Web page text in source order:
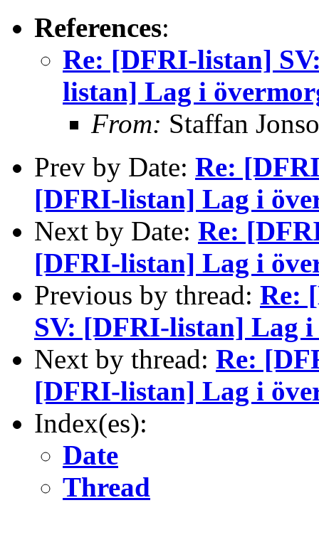
References:
Re: [DFRI-listan]
listan] Lag i
From: Staffan
Prev by Date: Re:
[DFRI-listan] Lag i
Next by Date: Re:
[DFRI-listan] Lag i
Previous by thread: Re:
SV: [DFRI-listan] Lag
Next by thread: Re:
[DFRI-listan] Lag i
Index(es):
Date
Thread